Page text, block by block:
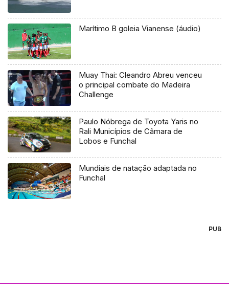
Marítimo B goleia Vianense (áudio)
Muay Thai: Cleandro Abreu venceu
o principal combate do Madeira
Challenge
Paulo Nóbrega de Toyota Yaris no
Rali Municípios de Câmara de
Lobos e Funchal
Mundiais de natação adaptada no
Funchal
PUB